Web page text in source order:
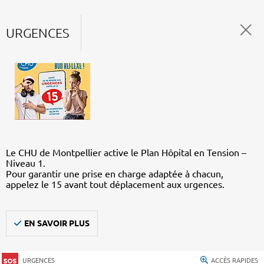
URGENCES
Le CHU de Montpellier active le Plan Hôpital en Tension –
Niveau 1.
Pour garantir une prise en charge adaptée à chacun,
appelez le 15 avant tout déplacement aux urgences.
EN SAVOIR PLUS
URGENCES ACCÈS RAPIDES